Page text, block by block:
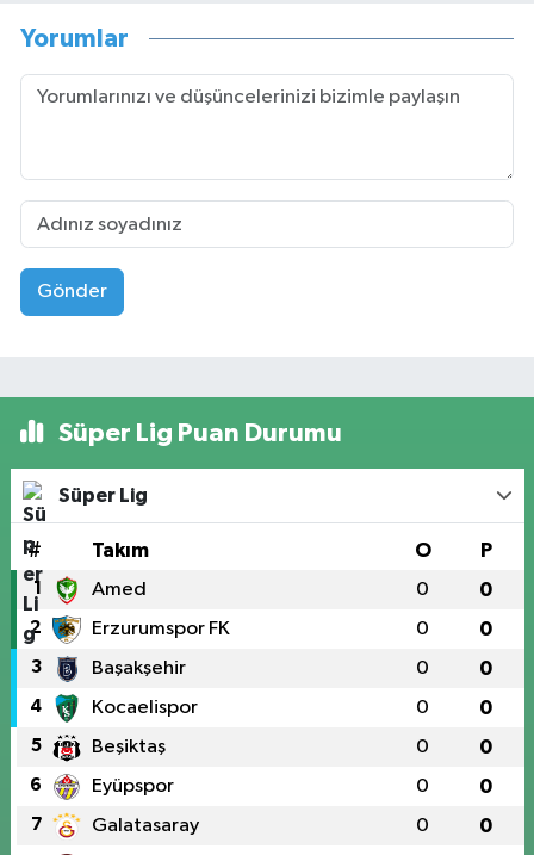
Yorumlar
Gönder
Süper Lig Puan Durumu
Süper Lig
# Takım O P
1 Amed 0 0
2 Erzurumspor FK 0 0
3 Başakşehir 0 0
4 Kocaelispor 0 0
5 Beşiktaş 0 0
6 Eyüpspor 0 0
7 Galatasaray 0 0